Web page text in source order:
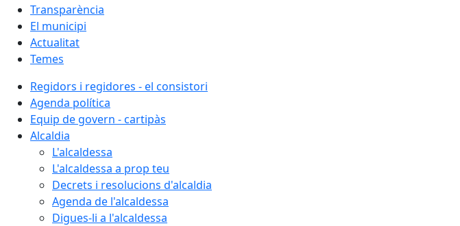
Transparència
El municipi
Actualitat
Temes
Regidors i regidores - el consistori
Agenda política
Equip de govern - cartipàs
Alcaldia
L'alcaldessa
L'alcaldessa a prop teu
Decrets i resolucions d'alcaldia
Agenda de l'alcaldessa
Digues-li a l'alcaldessa